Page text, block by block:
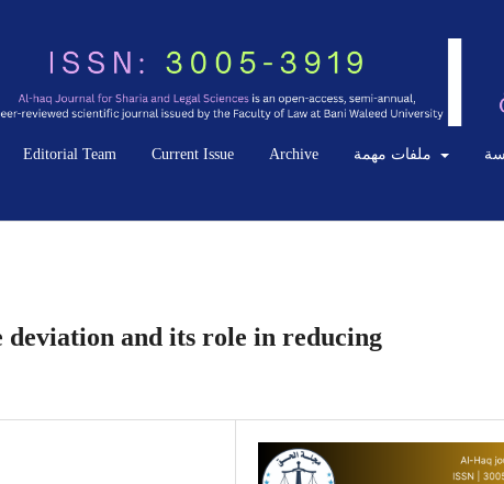
Editorial Team Current Issue Archive
and its role in reducing